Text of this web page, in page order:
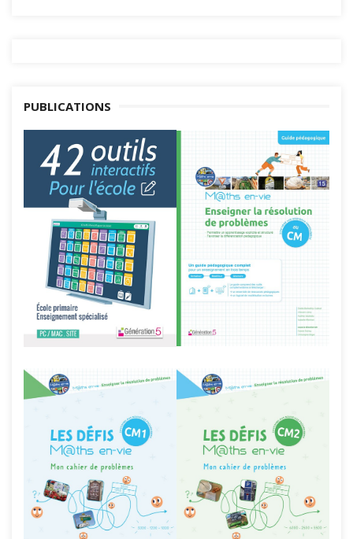
PUBLICATIONS